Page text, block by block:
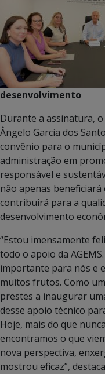
desenvolvimento
Durante a assinatura,
Ângelo Garcia dos
convênio para o
administração em
responsável e
não apenas
contribuirá para a
desenvolvimento
“Estou imensamente
todo o apoio da
importante para nós e
muitos frutos. Como
prestes a inaugurar
desse apoio técnico
Hoje, mais do que
encontramos o que
nova perspectiva,
mostrou eficaz”,